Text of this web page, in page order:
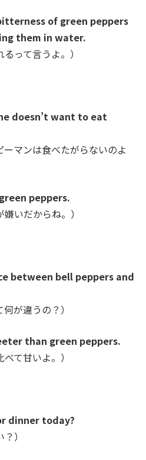
of green peppers
them in water.
って言うよ。）
doesn’t want to eat
ーマンは食べたがらないのよ
peppers.
いだからね。）
between bell peppers and
が違うの？）
than green peppers.
て甘いよ。）
dinner today?
）